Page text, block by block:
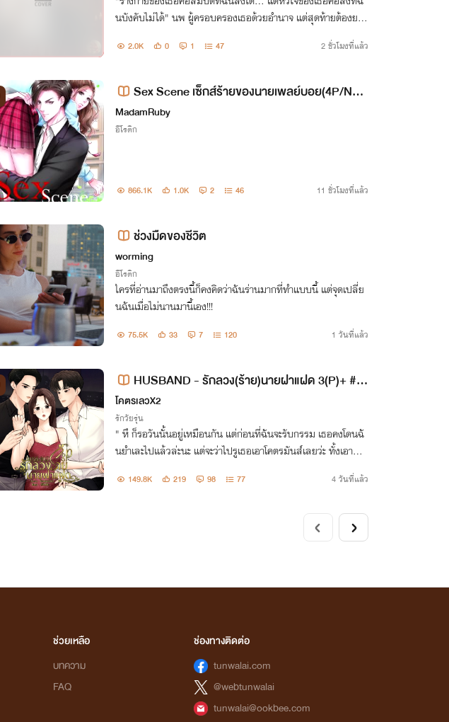
นบังคับไม่ได้" นพ ผู้ครอบครองเธอด้วยอำนาจ แต่สุดท้ายต้องยอ
2.0K 0 1 47 2 ชั่วโมงที่แล้ว
Sex Scene เซ็กส์ร้ายของนายเพลย์บอย(4P/NC2
5+เนื้อหารุนแรง)
MadamRuby
อีโรติก
866.1K 1.0K 2 46 11 ชั่วโมงที่แล้ว
ช่วงมืดของชีวิต
worming
อีโรติก
ใครที่อ่านมาถึงตรงนี้ก็คงคิดว่าฉันร่านมากที่ทำแบบนี้ แต่จุดเปลี่ย
นฉันเมื่อไม่นานมานี้เอง!!!
75.5K 33 7 120 1 วันที่แล้ว
HUSBAND - รักลวง(ร้าย)นายฝาแฝด 3(P)+ #ไข่
หวานxไทเกอร์xไทก้าร์
โคตรเลวX2
รักวัยรุ่น
" หึ ก็รอวันนั้นอยู่เหมือนกัน แต่ก่อนที่ฉันจะรับกรรม เธอคงโดนฉั
นยำเละไปแล้วล่ะนะ แต่จะว่าไปรูเธอเอาโคตรมันส์เลยว่ะ ทั้งเอามัน
แค่นึกถึงก็... "
149.8K 219 98 77 4 วันที่แล้ว
ช่วยเหลือ
บทความ
FAQ
ช่องทางติดต่อ
tunwalai.com
@webtunwalai
tunwalai@ookbee.com